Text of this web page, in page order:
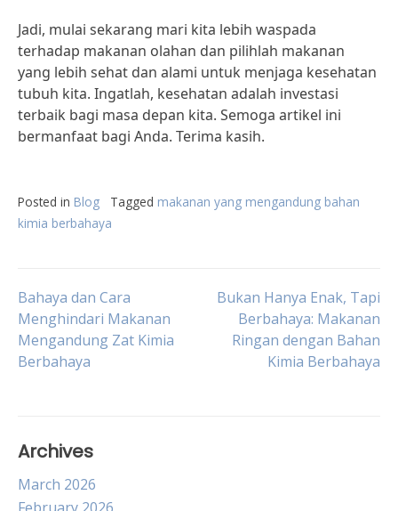
Jadi, mulai sekarang mari kita lebih waspada
terhadap makanan olahan dan pilihlah makanan
yang lebih sehat dan alami untuk menjaga kesehatan
tubuh kita. Ingatlah, kesehatan adalah investasi
terbaik bagi masa depan kita. Semoga artikel ini
bermanfaat bagi Anda. Terima kasih.
Posted in Blog Tagged makanan yang mengandung bahan
kimia berbahaya
Post
navigation
Bahaya dan Cara
Menghindari Makanan
Mengandung Zat Kimia
Berbahaya
Bukan Hanya Enak, Tapi
Berbahaya: Makanan
Ringan dengan Bahan
Kimia Berbahaya
Archives
March 2026